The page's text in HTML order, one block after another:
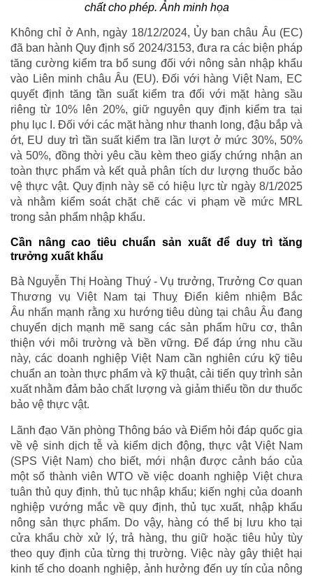
chất cho phép. Ảnh minh họa
Không chỉ ở Anh, ngày 18/12/2024, Ủy ban châu Âu (EC)
đã ban hành Quy định số 2024/3153, đưa ra các biện pháp
tăng cường kiểm tra bổ sung đối với nông sản nhập khẩu
vào Liên minh châu Âu (EU). Đối với hàng Việt Nam, EC
quyết định tăng tần suất kiểm tra đối với mặt hàng sầu
riêng từ 10% lên 20%, giữ nguyên quy định kiểm tra tại
phụ lục I. Đối với các mặt hàng như thanh long, đậu bắp và
ớt, EU duy trì tần suất kiểm tra lần lượt ở mức 30%, 50%
và 50%, đồng thời yêu cầu kèm theo giấy chứng nhận an
toàn thực phẩm và kết quả phân tích dư lượng thuốc bảo
vệ thực vật. Quy định này sẽ có hiệu lực từ ngày 8/1/2025
và nhằm kiểm soát chặt chẽ các vi phạm về mức MRL
trong sản phẩm nhập khẩu.
Cần nâng cao tiêu chuẩn sản xuất để duy trì tăng
trưởng xuất khẩu
Bà Nguyễn Thị Hoàng Thuý - Vụ trưởng, Trưởng Cơ quan
Thương vụ Việt Nam tại Thuỵ Điển kiêm nhiệm Bắc
Âu nhấn mạnh rằng xu hướng tiêu dùng tại châu Âu đang
chuyển dịch mạnh mẽ sang các sản phẩm hữu cơ, thân
thiện với môi trường và bền vững. Để đáp ứng nhu cầu
này, các doanh nghiệp Việt Nam cần nghiên cứu kỹ tiêu
chuẩn an toàn thực phẩm và kỹ thuật, cải tiến quy trình sản
xuất nhằm đảm bảo chất lượng và giảm thiểu tồn dư thuốc
bảo vệ thực vật.
Lãnh đạo Văn phòng Thông báo và Điểm hỏi đáp quốc gia
về vệ sinh dịch tễ và kiểm dịch động, thực vật Việt Nam
(SPS Việt Nam) cho biết, mới nhận được cảnh báo của
một số thành viên WTO về việc doanh nghiệp Việt chưa
tuân thủ quy định, thủ tục nhập khẩu; kiến nghị của doanh
nghiệp vướng mắc về quy định, thủ tục xuất, nhập khẩu
nông sản thực phẩm. Do vậy, hàng có thể bị lưu kho tại
cửa khẩu chờ xử lý, trả hàng, thu giữ hoặc tiêu hủy tùy
theo quy định của từng thị trường. Việc này gây thiệt hại
kinh tế cho doanh nghiệp, ảnh hưởng đến uy tín của nông